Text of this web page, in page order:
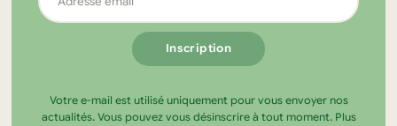
email
Votre e-mail est utilisé uniquement pour vous envoyer nos
actualités. Vous pouvez vous désinscrire à tout moment. Plus